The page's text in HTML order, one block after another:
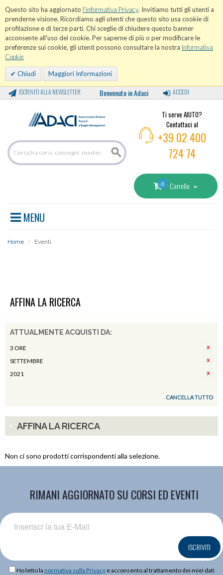
Questo sito ha aggiornato l'informativa Privacy. Invitiamo tutti gli utenti a
prenderne visione. Ricordiamo agli utenti che questo sito usa cookie di
profilazione e di terze parti. Chi sceglie di chiudere questo banner
acconsente all'uso dei cookie. Per saperne di più o per modificare le
preferenze sui cookie, gli utenti possono consultare la nostra Informativa
Cookie
Chiudi Maggiori Informazioni
ISCRIVITI ALLA NEWSLETTER Benvenuto in Adaci ACCEDI
Ti serve AIUTO?
Contattaci al
+39 02 400
724 74
0 Carrello
MENU
Home / Eventi
AFFINA LA RICERCA
ATTUALMENTE ACQUISTI DA:
3 ORE
SETTEMBRE
2021
CANCELLA TUTTO
AFFINA LA RICERCA
Non ci sono prodotti corrispondenti alla selezione.
RIMANI AGGIORNATO SU CORSI ED EVENTI
ISCRIVITI
Ho letto la normativa sulla Privacye acconsento al trattamento dei miei dati